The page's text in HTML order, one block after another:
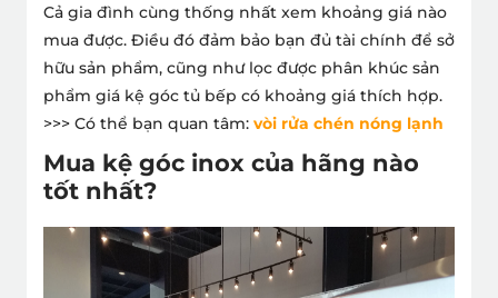
Cả gia đình cùng thống nhất xem khoảng giá nào
mua được. Điều đó đảm bảo bạn đủ tài chính để sở
hữu sản phẩm, cũng như lọc được phân khúc sản
phẩm giá kệ góc tủ bếp có khoảng giá thích hợp.
>>> Có thể bạn quan tâm: vòi rửa chén nóng lạnh
Mua kệ góc inox của hãng nào
tốt nhất?